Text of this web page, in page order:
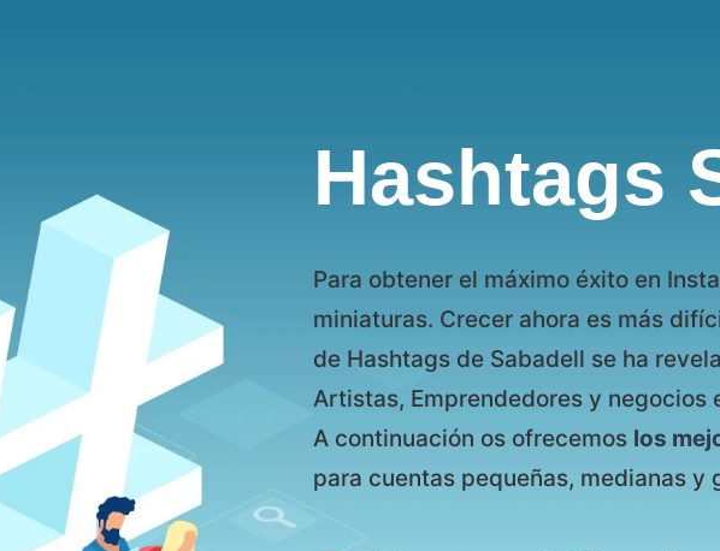
Hashtags
Para obtener el máximo éxito en
miniaturas. Crecer ahora es más
de Hashtags de Sabadell se ha
Artistas, Emprendedores y negocios
A continuación os ofrecemos los
para cuentas pequeñas, medianas y